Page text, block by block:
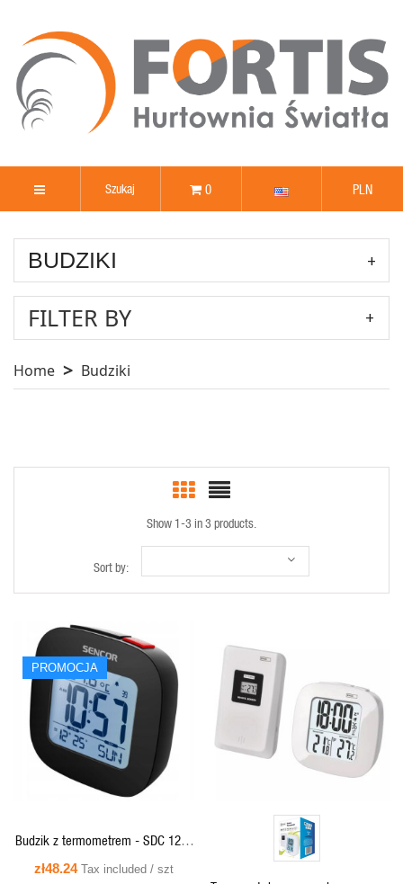
0 PLN
BUDZIKI
FILTER BY
Home Budziki
Show 1-3 in 3 products.
Sort by:
PROMOCJA
QUICK VIEW
Budzik z termometrem - SDC 1200
B SENCOR
zł48.24 Tax included / szt
QUICK VIEW